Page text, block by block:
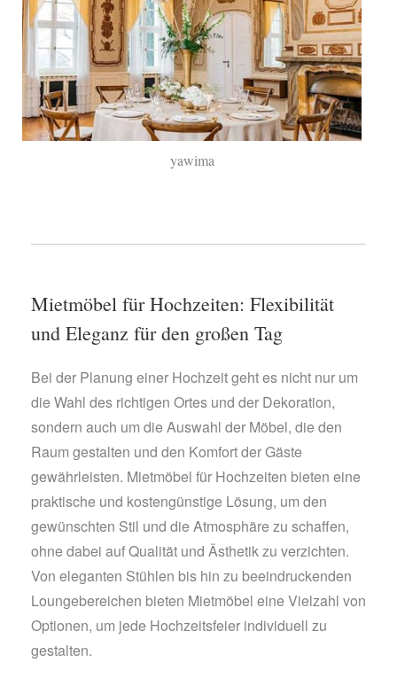
yawima
Mietmöbel für Hochzeiten: Flexibilität
und Eleganz für den großen Tag
Bei der Planung einer Hochzeit geht es nicht nur um
die Wahl des richtigen Ortes und der Dekoration,
sondern auch um die Auswahl der Möbel, die den
Raum gestalten und den Komfort der Gäste
gewährleisten. Mietmöbel für Hochzeiten bieten eine
praktische und kostengünstige Lösung, um den
gewünschten Stil und die Atmosphäre zu schaffen,
ohne dabei auf Qualität und Ästhetik zu verzichten.
Von eleganten Stühlen bis hin zu beeindruckenden
Loungebereichen bieten Mietmöbel eine Vielzahl von
Optionen, um jede Hochzeitsfeier individuell zu
gestalten.